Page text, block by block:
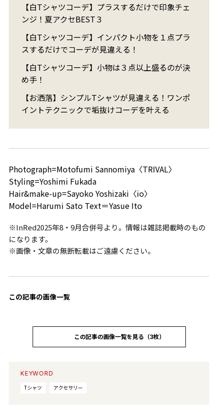
【白Tシャツコーデ】プラスするだけで印象チェ
ンジ！夏アクセBEST３
【白Tシャツコーデ】インパクト小物を１点プラ
スするだけでコーデが見違える！
【白Tシャツコーデ】小物は３点以上盛るのが決
め手！
【お洒落】シンプルTシャツが見違える！ワンポ
イントテクニックで垢抜けコーデを叶える
Photograph=Motofumi Sannomiya〈TRIVAL〉
Styling=Yoshimi Fukada
Hair&make-up=Sayoko Yoshizaki〈io〉
Model=Harumi Sato Text＝Yasue Ito
※InRed2025年8・9月合併号より。情報は雑誌掲載時のもの
になります。
※画像・文章の無断転載はご遠慮ください。
この記事の画像一覧
この記事の画像一覧を見る（3枚）
KEYWORD
Tシャツ
アクセサリー